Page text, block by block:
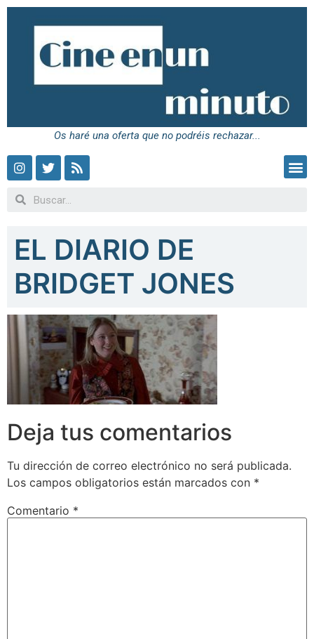
Os haré una oferta que no podréis rechazar...
EL DIARIO DE
BRIDGET JONES
Deja tus comentarios
Tu dirección de correo electrónico no será publicada.
Los campos obligatorios están marcados con *
Comentario *